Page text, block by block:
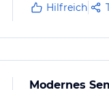
Hilfreich
Modernes